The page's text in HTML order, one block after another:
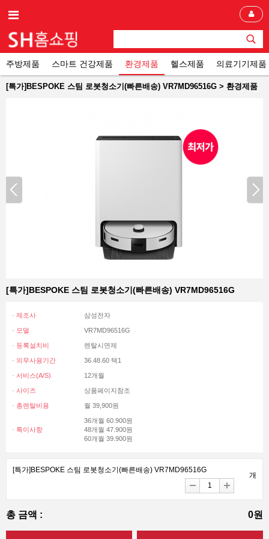
주방제품 스마트 건강제품 환경제품 헬스제품 의료기기제품
[특가]BESPOKE 스팀 로봇청소기(빠른배송) VR7MD96516G > 환경제품
[특가]BESPOKE 스팀 로봇청소기(빠른배송) VR7MD96516G
· 제조사 삼성전자
· 모델 VR7MD96516G
· 등록설치비 렌탈시면제
· 의무사용기간 36.48.60 택1
· 서비스(A/S) 12개월
· 사이즈 상품페이지참조
· 총렌탈비용 월 39,900원
· 특이사항
36개월 60.900원
48개월 47.900원
60개월 39.900원
[특가]BESPOKE 스팀 로봇청소기(빠른배송) VR7MD96516G
개
총 금액 : 0원